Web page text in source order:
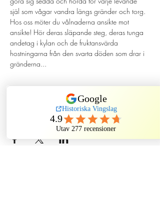
själ som vågar vandra längs gränder och torg.
Hos oss möter du vålnaderna ansikte mot
ansikte! Hör deras släpande steg, deras tunga
andetag i kylan och de fruktansvärda
hostningarna från den svarta döden som drar i
gränderna...
Dela evenemang